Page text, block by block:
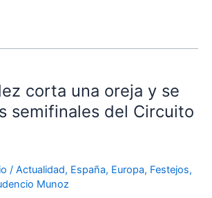
corta una oreja y se
semifinales del Circuito
/ Actualidad, España, Europa, Festejos,
Munoz